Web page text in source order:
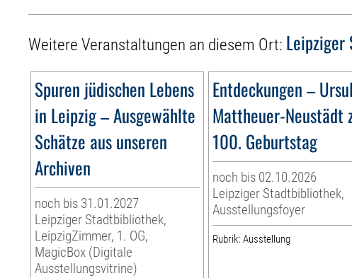
Weitere Veranstaltungen an diesem Ort:
Spuren jüdischen Lebens
in Leipzig – Ausgewählte
Schätze aus unseren
Archiven
noch bis 31.01.2027
Leipziger Stadtbibliothek,
LeipzigZimmer, 1. OG,
MagicBox (Digitale
Ausstellungsvitrine)
Entdeckungen –
Mattheuer-Neustädt
100. Geburtstag
noch bis 02.10.2026
Leipziger Stadtbibliothek,
Ausstellungsfoyer
Rubrik: Ausstellung